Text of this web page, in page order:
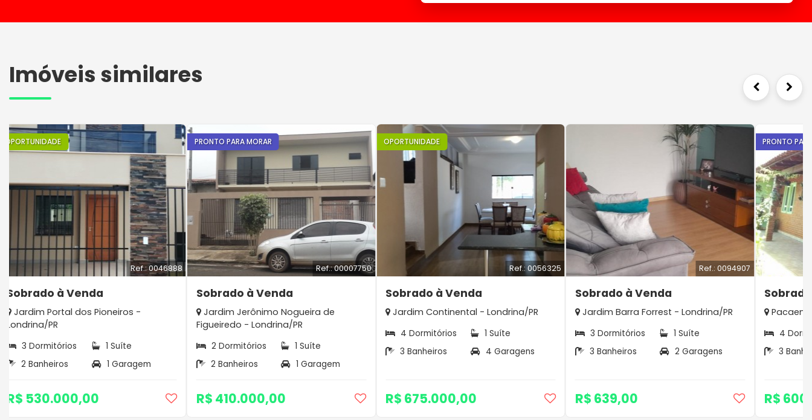
Imóveis similares
OPORTUNIDADE
Ref.: 0046888
Sobrado à Venda
Jardim Portal dos Pioneiros -
Londrina/PR
3 Dormitórios
1 Suíte
2 Banheiros
1 Garagem
R$ 530.000,00
PRONTO PARA MORAR
Ref.: 00007750
Sobrado à Venda
Jardim Jerônimo Nogueira de
Figueiredo - Londrina/PR
2 Dormitórios
1 Suíte
2 Banheiros
1 Garagem
R$ 410.000,00
OPORTUNIDADE
Ref.: 0056325
Sobrado à Venda
Jardim Continental - Londrina/PR
4 Dormitórios
1 Suíte
3 Banheiros
4 Garagens
R$ 675.000,00
Ref.: 0094907
Sobrado à Venda
Jardim Barra Forrest - Londrina/PR
3 Dormitórios
1 Suíte
3 Banheiros
2 Garagens
R$ 639,00
PRONTO
4
3
R$